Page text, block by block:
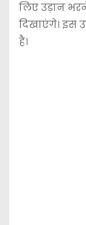
लिए उड़ान
दिखाएंगे। इस
है।